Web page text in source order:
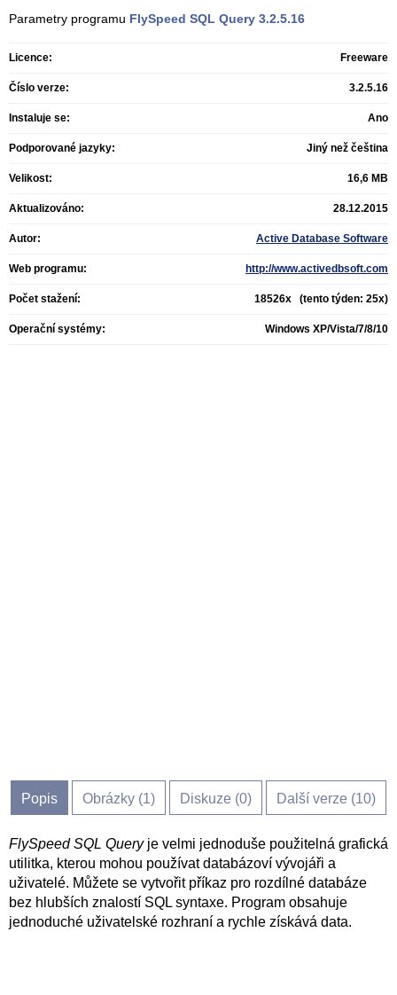
Parametry programu FlySpeed SQL Query 3.2.5.16
Licence: Freeware
Číslo verze: 3.2.5.16
Instaluje se: Ano
Podporované jazyky: Jiný než čeština
Velikost: 16,6 MB
Aktualizováno: 28.12.2015
Autor: Active Database Software
Web programu: http://www.activedbsoft.com
Počet stažení: 18526x (tento týden: 25x)
Operační systémy: Windows XP/Vista/7/8/10
Popis Obrázky (1) Diskuze (0) Další verze (10)
FlySpeed SQL Queryje velmi jednoduše použitelná grafická
utilitka, kterou mohou používat databázoví vývojáři a
uživatelé. Můžete se vytvořit příkaz pro rozdílné databáze
bez hlubších znalostí SQL syntaxe. Program obsahuje
jednoduché uživatelské rozhraní a rychle získává data.